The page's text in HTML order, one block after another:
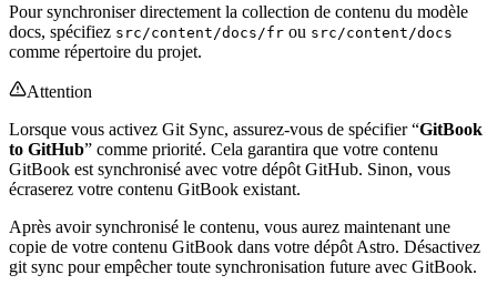
Pour synchroniser directement la collection de contenu du modèle
docs, spécifiez src/content/docs/fr ou src/content/docs
comme répertoire du projet.
Attention
Lorsque vous activez Git Sync, assurez-vous de spécifier “GitBook
to GitHub” comme priorité. Cela garantira que votre contenu
GitBook est synchronisé avec votre dépôt GitHub. Sinon, vous
écraserez votre contenu GitBook existant.
Après avoir synchronisé le contenu, vous aurez maintenant une
copie de votre contenu GitBook dans votre dépôt Astro. Désactivez
git sync pour empêcher toute synchronisation future avec GitBook.